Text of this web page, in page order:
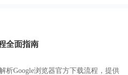
全面指南
析Google浏览器官方下载流程，提供